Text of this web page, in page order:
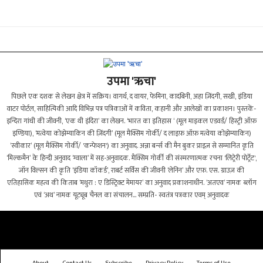
उपमा 'ऋचा'
पिछले एक दशक से लेखन क्षेत्र में सक्रिय। वागर्थ, द वायर, फेमिना, कादंबिनी, अहा ज़िंदगी, सखी, इंडिया
वाटर पोर्टल, साहित्यिकी आदि विभिन्न पत्र पत्रिकाओं में कविता, कहानी और आलेखों का प्रकाशन। पुस्तकें-
इन्दिरा गांधी की जीवनी, ‘एक थी इंदिरा’ का लेखन. ‘भारत का इतिहास ‘ (मूल माइकल एडवर्ड/ हिस्ट्री ऑफ़
इण्डिया), ‘मत्वेया कोझेम्याकिन की ज़िंदगी’ (मूल मैक्सिम गोर्की/ द लाइफ़ ऑफ़ मत्वेया कोझेम्याकिन)
‘स्वीकार’ (मूल मैक्सिम गोर्की/ 'कन्फेशन') का अनुवाद. अन्ना बर्न्स की मैन बुकर प्राइज़ से सम्मानित कृति
‘मिल्कमैन’ के हिन्दी अनुवाद ‘ग्वाला’ में सह-अनुवादक. मैक्सिम गोर्की की संस्मरणात्मक रचना 'लिट्रेरी पोर्ट्रेट',
जॉन विल्सन की कृति ‘इंडिया कॉकर्ड’, राबर्ट सर्विस की जीवनी ‘लेनिन’ और एफ़. एस. ग्राउज़ की
एतिहासिक महत्व की किताब ‘मथुरा : ए डिस्ट्रिक्ट मेमायर’ का अनुवाद प्रकाशनाधीन. ‘अतएव’ नामक ब्लॉग
एवं ‘अथ’ नामक यूट्यूब चैनल का संचालन... सम्प्रति- स्वतंत्र पत्रकार एवम् अनुवादक